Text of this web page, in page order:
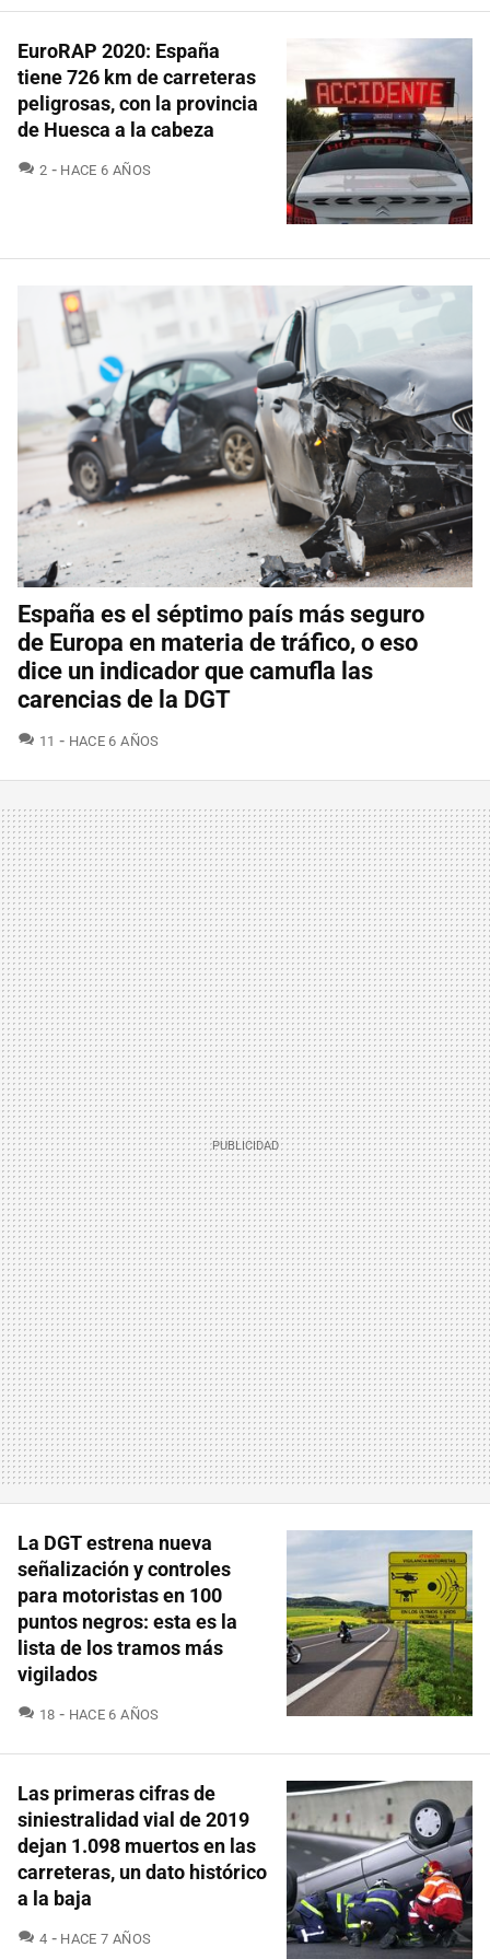
EuroRAP 2020: España
tiene 726 km de carreteras
peligrosas, con la provincia
de Huesca a la cabeza
2 COMENTARIOS
HACE 6 AÑOS
España es el séptimo país más seguro
de Europa en materia de tráfico, o eso
dice un indicador que camufla las
carencias de la DGT
11 COMENTARIOS
HACE 6 AÑOS
La DGT estrena nueva
señalización y controles
para motoristas en 100
puntos negros: esta es la
lista de los tramos más
vigilados
18 COMENTARIOS
HACE 6 AÑOS
Las primeras cifras de
siniestralidad vial de 2019
dejan 1.098 muertos en las
carreteras, un dato histórico
a la baja
4 COMENTARIOS
HACE 7 AÑOS